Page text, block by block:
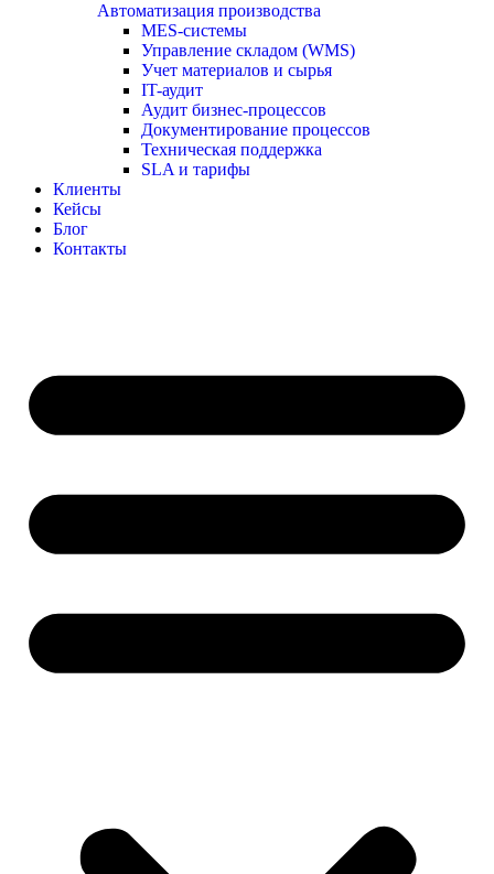
Автоматизация производства
MES-системы
Управление складом (WMS)
Учет материалов и сырья
IT-аудит
Аудит бизнес-процессов
Документирование процессов
Техническая поддержка
SLA и тарифы
Клиенты
Кейсы
Блог
Контакты